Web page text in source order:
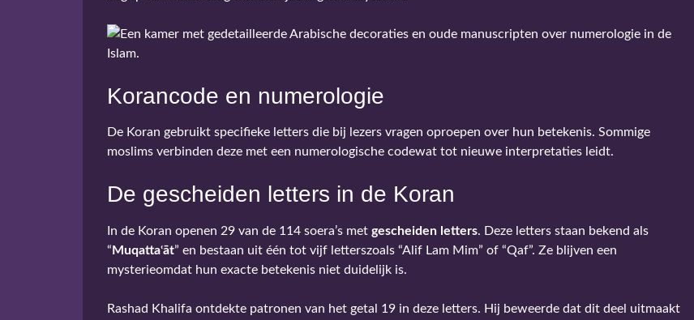
Korancode en numerologie
De Koran gebruikt specifieke letters die bij lezers vragen oproepen over hun betekenis. Sommige
moslims verbinden deze met een numerologische codewat tot nieuwe interpretaties leidt.
De gescheiden letters in de Koran
In de Koran openen 29 van de 114 soera’s met gescheiden letters. Deze letters staan bekend als
“ Muqattaʿāt” en bestaan uit één tot vijf letterszoals “Alif Lam Mim” of “Qaf”. Ze blijven een
mysterieomdat hun exacte betekenis niet duidelijk is.
Rashad Khalifa ontdekte patronen van het getal 19 in deze letters. Hij beweerde dat dit deel uitmaakt